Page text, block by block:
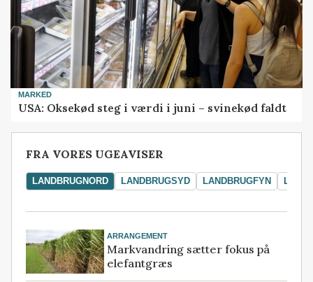
MARKED
USA: Oksekød steg i værdi i juni – svinekød faldt
FRA VORES UGEAVISER
LANDBRUGNORD LANDBRUGSYD LANDBRUGFYN
ARRANGEMENT
Markvandring sætter fokus på
elefantgræs